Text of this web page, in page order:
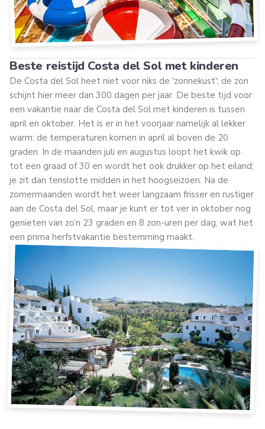
Beste reistijd Costa del Sol met kinderen
De Costa del Sol heet niet voor niks de 'zonnekust'; de zon
schijnt hier meer dan 300 dagen per jaar. De beste tijd voor
een vakantie naar de Costa del Sol met kinderen is tussen
april en oktober. Het is er in het voorjaar namelijk al lekker
warm: de temperaturen komen in april al boven de 20
graden. In de maanden juli en augustus loopt het kwik op
tot een graad of 30 en wordt het ook drukker op het eiland;
je zit dan tenslotte midden in het hoogseizoen. Na de
zomermaanden wordt het weer langzaam frisser en rustiger
aan de Costa del Sol, maar je kunt er tot ver in oktober nog
genieten van zo’n 23 graden en 8 zon-uren per dag, wat het
een prima herfstvakantie bestemming maakt.